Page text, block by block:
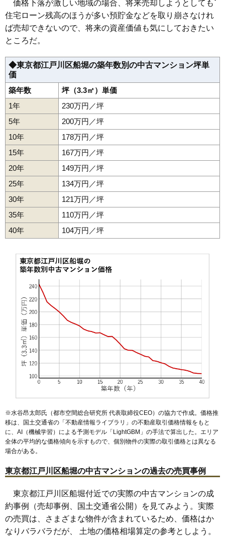
価格下落が激しい地域の場合、将来売却しようとしても
住宅ローン残高のほうが多い預貯金などを取り崩さなけれ
ば売却できないので、将来の資産価値も気にしておきたい
ところだ。
◆東京都江戸川区船堀の築年数別の中古マンション坪単
価
築年数
坪（3.3㎡）単価
1年
230万円／坪
5年
200万円／坪
10年
178万円／坪
15年
167万円／坪
20年
149万円／坪
25年
134万円／坪
30年
121万円／坪
35年
110万円／坪
40年
104万円／坪
※水谷昂太郎氏（都市空間総合研究所 代表取締役CEO）の協力で作成。価格推
移は、国土交通省の「 不動産情報ライブラリ 」の不動産取引価格情報をもと
に、AI（機械学習）による予測モデル「LightGBM」の手法で算出した。エリア
全体の平均的な価格傾向を示すもので、個別物件の実際の取引価格とは異なる
場合がある。
東京都江戸川区船堀の中古マンションの過去の売買事例
東京都江戸川区船堀付近での実際の中古マンションの成
約事例（売却事例、国土交通省公開）を見てみよう。実際
の売買は、さまざまな物件が含まれているため、価格はか
なりバラバラだが、 土地の価格相場算定の参考としよう。
小松川鹿骨篠崎町清新町中央中葛西新堀西一之江 西葛西
西小岩西小松川町西瑞江春江町東葛西東小岩東小松川
東瑞江平井船堀本一色松江松島瑞江南葛西南小岩 南篠崎町
谷河内臨海町
平井駅小岩駅葛西臨海公園駅 京成小岩駅江戸川駅
西葛西駅
葛西駅船堀駅一之江駅瑞江駅篠崎駅